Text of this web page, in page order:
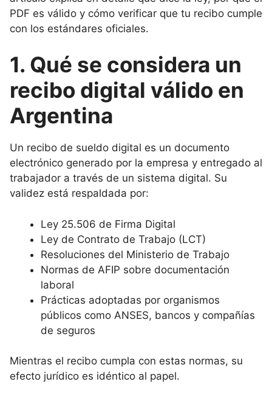
PDF es válido y cómo verificar que tu recibo cumple
con los estándares oficiales.
1. Qué se considera un
recibo digital válido en
Argentina
Un recibo de sueldo digital es un documento
electrónico generado por la empresa y entregado al
trabajador a través de un sistema digital. Su
validez está respaldada por:
Ley 25.506 de Firma Digital
Ley de Contrato de Trabajo (LCT)
Resoluciones del Ministerio de Trabajo
Normas de AFIP sobre documentación
laboral
Prácticas adoptadas por organismos
públicos como ANSES, bancos y compañías
de seguros
Mientras el recibo cumpla con estas normas, su
efecto jurídico es idéntico al papel.